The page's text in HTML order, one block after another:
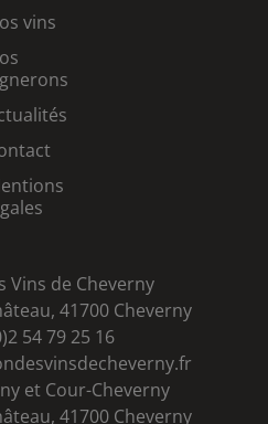
vins
Vins de Cheverny
41700 Cheverny
54 79 25 16
et Cour-Cheverny
41700 Cheverny